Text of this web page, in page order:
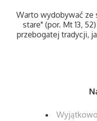
Warto wydobywać ze
stare" (por. Mt 13,
przebogatej tradycji,